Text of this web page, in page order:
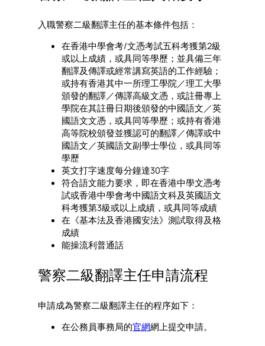
入職警察二級翻譯主任的基本條件包括：
在香港中學會考/文憑考試五科考獲第2級
或以上成績，或具同等學歷；並具備三年
翻譯及傳譯或經常講寫英語的工作經驗；
或持有香港其中一所理工學院／理工大學
頒發的翻譯／傳譯高級文憑，或註冊專上
學院在其註冊日期後頒發的中國語文／英
國語文文憑，或具同等學歷；或持有香港
高等院校頒發並獲認可的翻譯／傳譯或中
國語文／英國語文副學士學位，或具同等
學歷
英文打字速度每分鐘達30字
符合語文能力要求，即在香港中學文憑考
試或香港中學會考中國語文科及英國語文
科考獲第3級或以上成績，或具同等成績
在《基本法及香港國安法》測試取得及格
成績
能操流利普通話
警察二級翻譯主任申請流程
申請成為警察二級翻譯主任的程序如下：
在公務員事務局的官網網上提交申請。